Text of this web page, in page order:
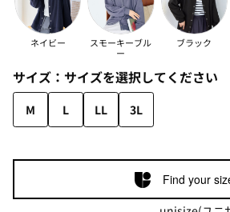
ネイビー
スモーキーブル
ー
ブラック
サイズ： サイズを選択してください
M L LL
3L
Find your